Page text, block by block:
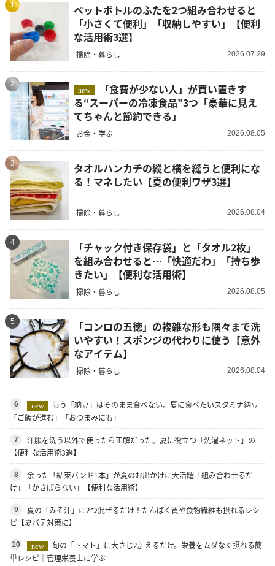
1
ペットボトルのふたを2つ組み合わせると
「小さくて便利」「収納しやすい」【便利
な活用術3選】
掃除・暮らし 2026.07.29
2
new
る“スーパーの冷凍食品”3つ「豪華に見え
てちゃんと節約できる」
お金・学ぶ 2026.08.05
3
タオルハンカチの縦と横を縫うと便利にな
る！マネしたい【夏の便利ワザ3選】
掃除・暮らし 2026.08.04
4
「チャック付き保存袋」と「タオル2枚」
を組み合わせると…「快適だわ」「持ち歩
きたい」【便利な活用術】
掃除・暮らし 2026.08.05
5
「コンロの五徳」の複雑な形も隅々まで洗
いやすい！スポンジの代わりに使う【意外
なアイテム】
掃除・暮らし 2026.08.04
6 new
もう「納豆」はそのまま食べない。夏に食べたいスタミナ納豆
「ご飯が進む」「おつまみにも」
7
洋服を洗う以外で使ったら正解だった。夏に役立つ「洗濯ネット」の
【便利な活用術3選】
8
余った「結束バンド1本」が夏のお出かけに大活躍「組み合わせるだ
け」「かさばらない」【便利な活用術】
9
夏の「みそ汁」に2つ混ぜるだけ！たんぱく質や食物繊維も摂れるレシ
ピ【夏バテ対策に】
10 new
旬の「トマト」に大さじ2加えるだけ。栄養をムダなく摂れる簡
単レシピ｜管理栄養士に学ぶ